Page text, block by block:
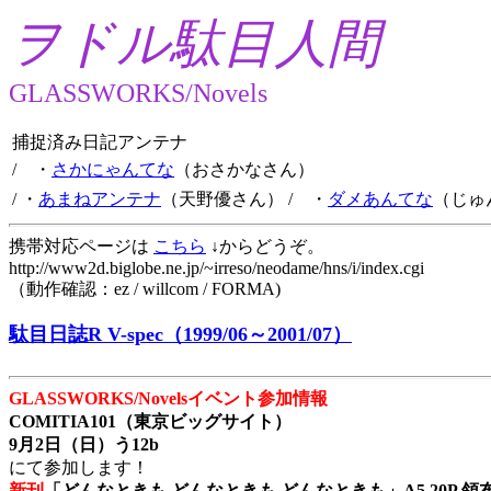
ヲドル駄目人間
GLASSWORKS/Novels
捕捉済み日記アンテナ
/ ・ さかにゃんてな （おさかなさん）
/ ・ あまねアンテナ （天野優さん） / ・ ダメあんてな （じ
携帯対応ページは こちら ↓からどうぞ。
http://www2d.biglobe.ne.jp/~irreso/neodame/hns/i/index.cgi
（動作確認：ez / willcom / FORMA)
駄目日誌R V-spec（1999/06～2001/07）
GLASSWORKS/Novelsイベント参加情報
COMITIA101（東京ビッグサイト）
9月2日（日）う12b
にて参加します！